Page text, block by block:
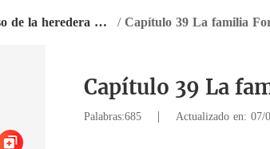
El gran regreso de la heredera despechada / Capítulo 39 La familia
Capítulo 39 La
Palabras:685 | Actualizado en: 07/